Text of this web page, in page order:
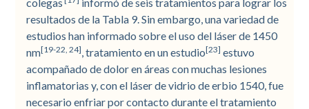
resultados de la Tabla 9. Sin embargo, una variedad de
estudios han informado sobre el uso del láser de 1450
nm[19-22, 24] , tratamiento en un estudio[23] estuvo
acompañado de dolor en áreas con muchas lesiones
inflamatorias y, con el láser de vidrio de erbio 1540, fue
necesario enfriar por contacto durante el tratamiento